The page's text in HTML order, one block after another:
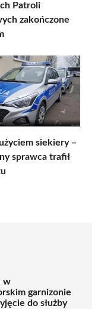
Patroli
zakończone
siekiery –
sprawca trafił
w
garnizonie
do służby